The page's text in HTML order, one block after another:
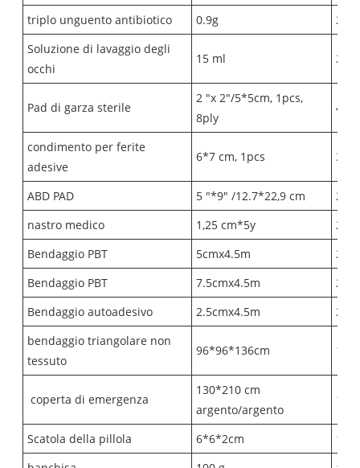
triplo unguento antibiotico
0.9g
2
Soluzione di lavaggio degli
occhi
15 ml 2
Pad di garza sterile
2 "x 2"/5*5cm, 1pcs,
8ply
4
condimento per ferite
adesive
6*7 cm, 1pcs 3
ABD PAD 5 "*9" /12.7*22,9 cm
2
nastro medico
1,25 cm*5y
2
Bendaggio PBT
5cmx4.5m
2
Bendaggio PBT
7.5cmx4.5m
2
Bendaggio autoadesivo
2.5cmx4.5m
2
bendaggio triangolare non
tessuto
96*96*136cm 1
coperta di emergenza
130*210 cm
argento/argento
1
Scatola della pillola 6*6*2cm
1